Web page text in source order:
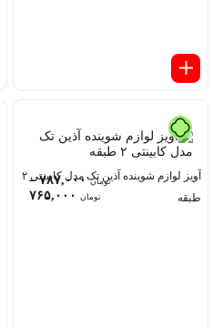
آویز لوازم شوینده آذین تک مدل کابینتی ۲
طبقه
تومان۷۸۷,۰۰۰ –
تومان۷۶۵,۰۰۰